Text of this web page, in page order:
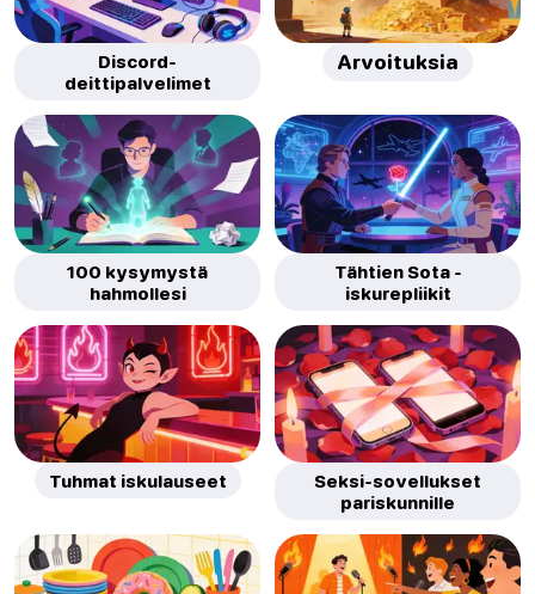
Discord-
deittipalvelimet
Arvoituksia
100 kysymystä
hahmollesi
Tähtien Sota -
iskurepliikit
Tuhmat iskulauseet
Seksi-sovellukset
pariskunnille